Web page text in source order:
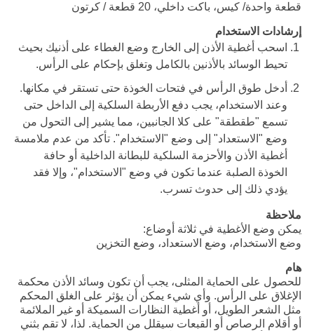
قطعة واحدة/ كيس، باكت داخلي، 20 قطعة / كرتون
إرشادات الاستخدام
اسحب أغطية الأذن إلى الخارج وضع الغطاء على أذنيك بحيث
تحيط الوسائد بالأذنين بالكامل وتغلق بإحكام على الرأس.
أدخل طوق الرأس في فتحات الخوذة حتى تستقر في مكانها.
وعند الاستخدام، يجب دفع الأربطة السلكية إلى الداخل حتى
تسمع "طقطقة" على كلا الجانبين، مما يشير إلى التحول من
وضع "الاستعداد" إلى وضع "الاستخدام". تأكد من عدم ملامسة
أغطية الأذن والأحزمة السلكية للبطانة الداخلية أو حافة
الخوذة الصلبة عندما تكون في وضع "الاستخدام"، وإلا فقد
يؤدي ذلك إلى حدوث تسرب.
ملاحظة
يمكن وضع الأغطية في ثلاثة أوضاع:
وضع الاستخدام، وضع الاستعداد، وضع التخزين
هام
للحصول على الحماية المثلى، يجب أن تكون وسائد الأذن محكمة
الإغلاق على الرأس. وأي شيء يمكن أن يؤثر على الغلق المحكم
مثل الشعر الطويل، أو أغطية النظارات السميكة أو غير الملائمة
أو أقلام الرصاص أو القبعات سيقلل من الحماية. لذا، لا تقم بثني